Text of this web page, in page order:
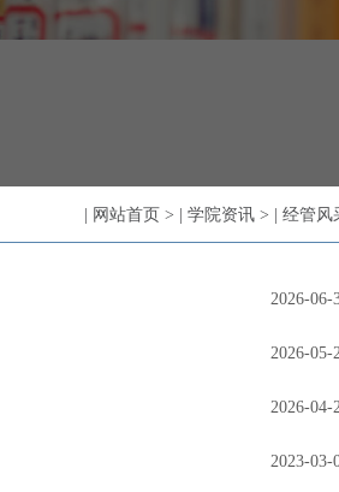
网站首页 > 学院资讯 > 经管风
2026-06-
2026-05-
2026-04-
2023-03-